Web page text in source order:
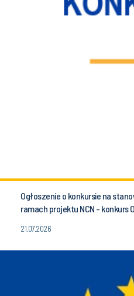
Ogłoszenie o konkursie na
ramach projektu NCN - konkurs
21.07.2026